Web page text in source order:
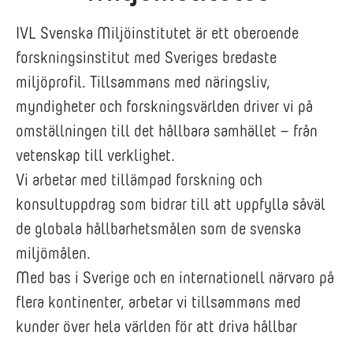
IVL Svenska Miljöinstitutet är ett oberoende
forskningsinstitut med Sveriges bredaste
miljöprofil. Tillsammans med näringsliv,
myndigheter och forskningsvärlden driver vi på
omställningen till det hållbara samhället – från
vetenskap till verklighet.
Vi arbetar med tillämpad forskning och
konsultuppdrag som bidrar till att uppfylla såväl
de globala hållbarhetsmålen som de svenska
miljömålen.
Med bas i Sverige och en internationell närvaro på
flera kontinenter, arbetar vi tillsammans med
kunder över hela världen för att driva hållbar